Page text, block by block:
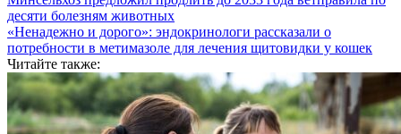
десяти болезням животных
«Ненадежно и дорого»: эндокринологи рассказали о
потребности в метимазоле для лечения щитовидки у кошек
Читайте также: